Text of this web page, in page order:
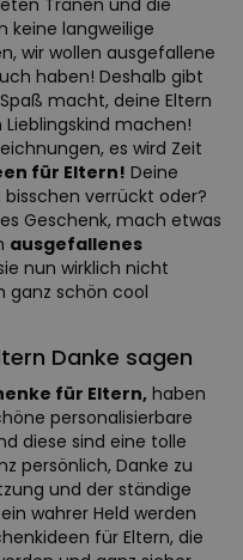
Tränen und die
keine langweilige
wir wollen ausgefallene
haben! Deshalb gibt
macht, deine Eltern
machen!
es wird Zeit
für Eltern! Deine
verrückt oder?
Geschenk, mach etwas
ausgefallenes
nun wirklich nicht
ganz schön cool
Danke sagen
für Eltern, haben
personalisierbare
diese sind eine tolle
persönlich, Danke zu
und der ständige
wahrer Held werden
für Eltern, die